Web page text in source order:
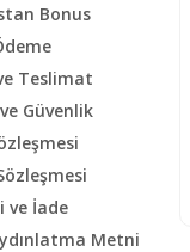
Bonus
Teslimat
Güvenlik
ve İade
Metni